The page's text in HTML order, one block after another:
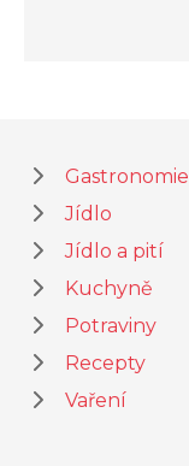
Gastronomie
Jídlo
Jídlo a pití
Kuchyně
Potraviny
Recepty
Vaření